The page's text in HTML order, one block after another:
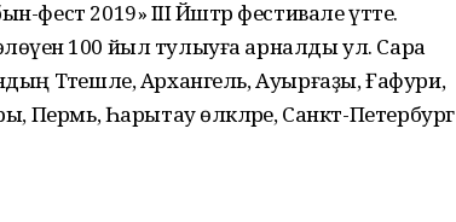
фест 2019» III Йәштәр фестивале үтте.
100 йыл тулыуға арналды ул. Сара
Тәтешле, Архангель, Ауырғаҙы, Ғафури,
Пермь, Һарытау өлкәләре, Санкт-Петербург